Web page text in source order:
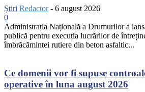
Știri Redactor - 6 august 2026
0
Administrația Națională a Drumurilor a
publică pentru execuția lucrărilor de
îmbrăcămintei rutiere din beton asfaltic...
Ce domenii vor fi supuse
operative în luna august 2026